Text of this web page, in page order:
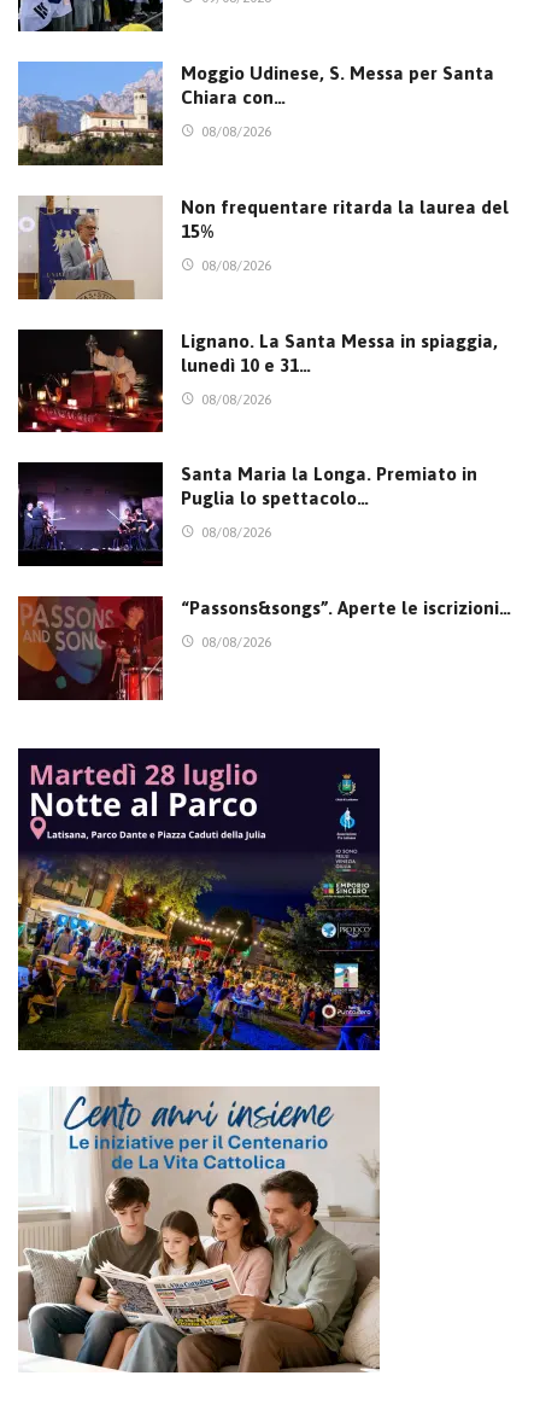
Moggio Udinese, S. Messa per Santa
Chiara con…
08/08/2026
Non frequentare ritarda la laurea del
15%
08/08/2026
Lignano. La Santa Messa in spiaggia,
lunedì 10 e 31…
08/08/2026
Santa Maria la Longa. Premiato in
Puglia lo spettacolo…
08/08/2026
“Passons&songs”. Aperte le iscrizioni…
08/08/2026